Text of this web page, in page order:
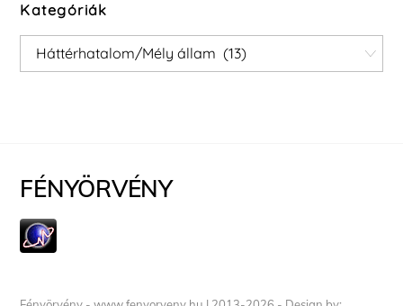
Kategóriák
Kategóriák
FÉNYÖRVÉNY